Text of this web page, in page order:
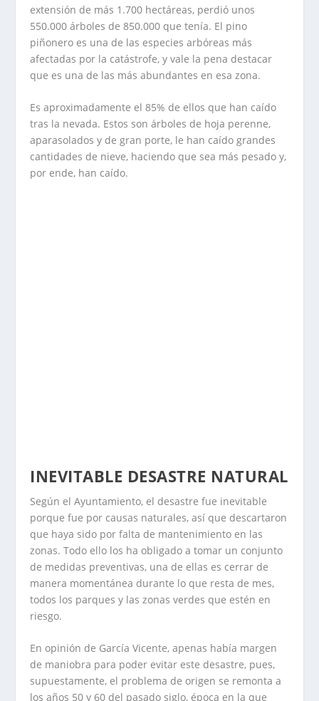
extensión de más 1.700 hectáreas, perdió unos
550.000 árboles de 850.000 que tenía. El pino
piñonero es una de las especies arbóreas más
afectadas por la catástrofe, y vale la pena destacar
que es una de las más abundantes en esa zona.
Es aproximadamente el 85% de ellos que han caído
tras la nevada. Estos son árboles de hoja perenne,
aparasolados y de gran porte, le han caído grandes
cantidades de nieve, haciendo que sea más pesado y,
por ende, han caído.
INEVITABLE DESASTRE NATURAL
Según el Ayuntamiento, el desastre fue inevitable
porque fue por causas naturales, así que descartaron
que haya sido por falta de mantenimiento en las
zonas. Todo ello los ha obligado a tomar un conjunto
de medidas preventivas, una de ellas es cerrar de
manera momentánea durante lo que resta de mes,
todos los parques y las zonas verdes que estén en
riesgo.
En opinión de García Vicente, apenas había margen
de maniobra para poder evitar este desastre, pues,
supuestamente, el problema de origen se remonta a
los años 50 y 60 del pasado siglo, época en la que